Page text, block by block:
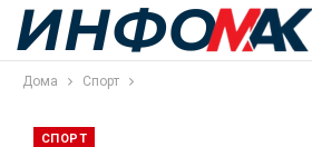
Дома Спорт
СПОРТ